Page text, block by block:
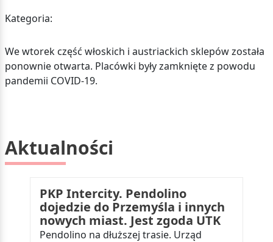
Kategoria:
We wtorek część włoskich i austriackich sklepów została
ponownie otwarta. Placówki były zamknięte z powodu
pandemii COVID-19.
Aktualności
PKP Intercity. Pendolino
dojedzie do Przemyśla i innych
nowych miast. Jest zgoda UTK
Pendolino na dłuższej trasie. Urząd